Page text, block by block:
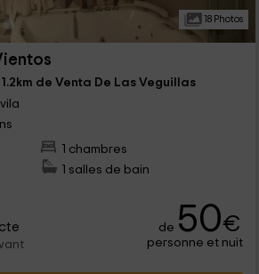
18 Photos
de Venta De Las Veguillas
1 chambres
1 salles de bain
de 50€
personne et nuit